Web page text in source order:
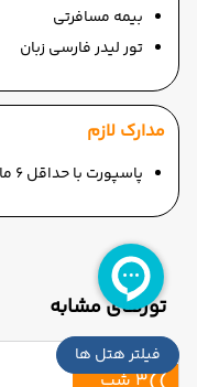
فیلتر هتل ها
بیمه مسافرتی
تور لیدر فارسی زبان
مدارک لازم
پاسپورت با حداقل 6 ماه اعتبار
تورهای مشابه
3 شب